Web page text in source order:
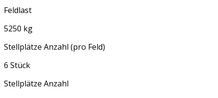
Feldlast
5250 kg
Stellplätze Anzahl (pro Feld)
6 Stück
Stellplätze Anzahl